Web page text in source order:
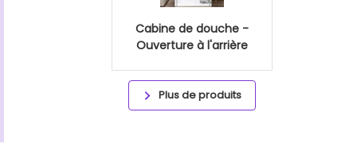
Cabine de douche -
Ouverture à l'arrière
Plus de produits